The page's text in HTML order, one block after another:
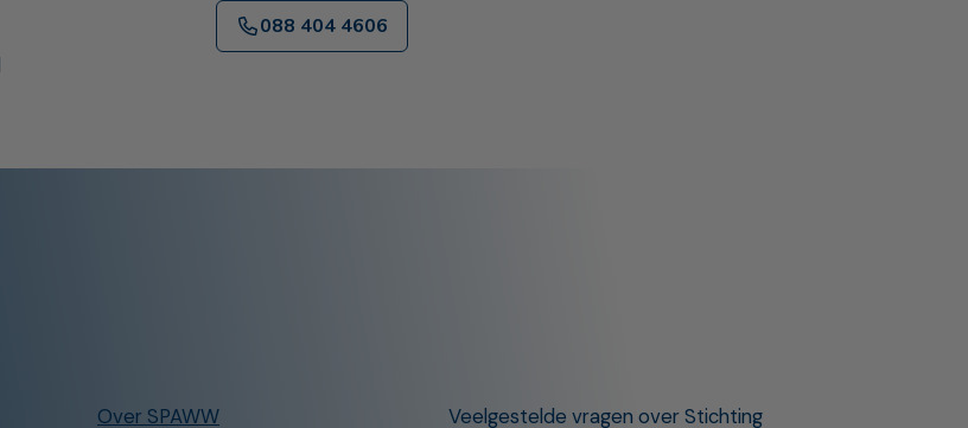
088 404 4606
Over SPAWW Veelgestelde vragen over Stichting